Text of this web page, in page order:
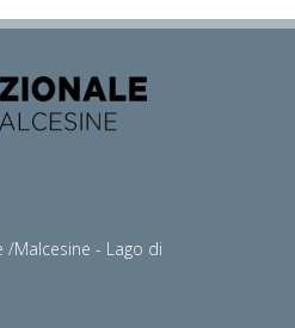
/Malcesine - Lago di